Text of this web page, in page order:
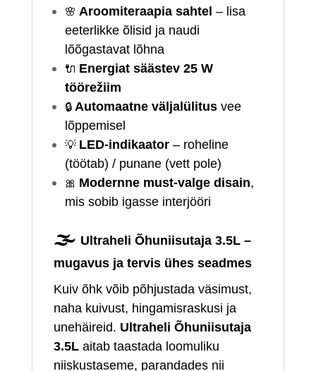
🌸 Aroomiteraapia sahtel – lisa
eeterlikke õlisid ja naudi
lõõgastavat lõhna
🔌 Energiat säästev 25 W
töörežiim
🔒 Automaatne väljalülitusvee
lõppemisel
💡 LED‑indikaator– roheline
(töötab) / punane (vett pole)
🎀 Modernne must‑valge disain,
mis sobib igasse interjööri
🌫️ Ultraheli Õhuniisutaja 3.5L –
mugavus ja tervis ühes seadmes
Kuiv õhk võib põhjustada väsimust,
naha kuivust, hingamisraskusi ja
unehäireid. Ultraheli Õhuniisutaja
3.5Laitab taastada loomuliku
niiskustaseme, parandades nii